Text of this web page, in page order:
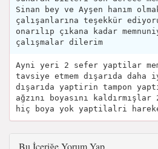
Sinan bey ve Ayşen hanım
çalışanlarına teşekkür
onarılıp çıkana kadar
çalışmalar dilerim
Ayni yeri 2 sefer yaptilar
tavsiye etmem dışarıda
dışarıda yaptirin tampon
ağzını boyasını kaldırmışlar
hiç boya yok yaptilalri
Bu İçeriğe Yorum Yap